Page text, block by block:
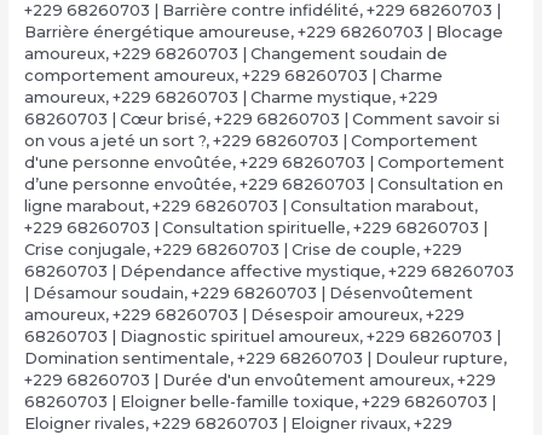
+229 68260703 | Barrière contre infidélité, +229 68260703 |
Barrière énergétique amoureuse, +229 68260703 | Blocage
amoureux, +229 68260703 | Changement soudain de
comportement amoureux, +229 68260703 | Charme
amoureux, +229 68260703 | Charme mystique, +229
68260703 | Cœur brisé, +229 68260703 | Comment savoir si
on vous a jeté un sort ?, +229 68260703 | Comportement
d'une personne envoûtée, +229 68260703 | Comportement
d’une personne envoûtée, +229 68260703 | Consultation en
ligne marabout, +229 68260703 | Consultation marabout,
+229 68260703 | Consultation spirituelle, +229 68260703 |
Crise conjugale, +229 68260703 | Crise de couple, +229
68260703 | Dépendance affective mystique, +229 68260703
| Désamour soudain, +229 68260703 | Désenvoûtement
amoureux, +229 68260703 | Désespoir amoureux, +229
68260703 | Diagnostic spirituel amoureux, +229 68260703 |
Domination sentimentale, +229 68260703 | Douleur rupture,
+229 68260703 | Durée d'un envoûtement amoureux, +229
68260703 | Eloigner belle-famille toxique, +229 68260703 |
Eloigner rivales, +229 68260703 | Eloigner rivaux, +229